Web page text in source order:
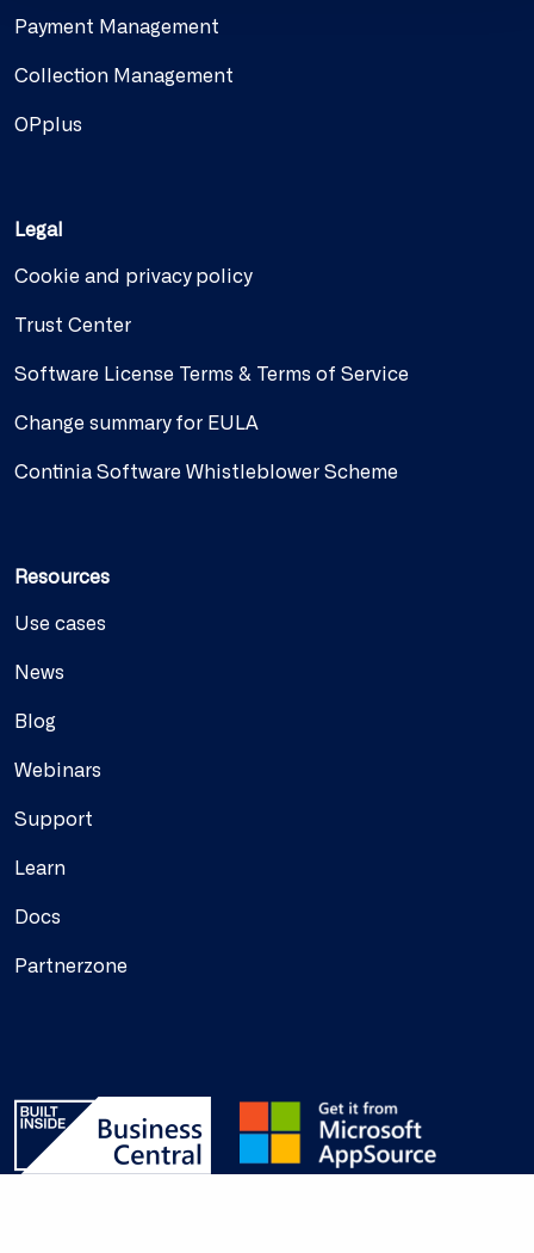
Payment Management
Collection Management
OPplus
Legal
Cookie and privacy policy
Trust Center
Software License Terms & Terms of Service
Change summary for EULA
Continia Software Whistleblower Scheme
Resources
Use cases
News
Blog
Webinars
Support
Learn
Docs
Partnerzone